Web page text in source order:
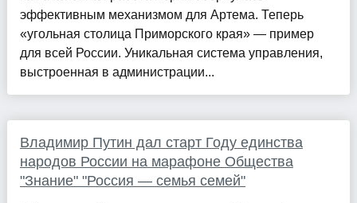
эффективным механизмом для Артема. Теперь
«угольная столица Приморского края» — пример
для всей России. Уникальная система управления,
выстроенная в администрации...
Владимир Путин дал старт Году единства
народов России на марафоне Общества
"Знание" "Россия — семья семей"